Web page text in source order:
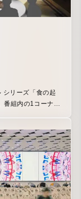
シリーズ「食の起
番組内の1コーナー
イムマシン」を担
shoku/ 放送さ
覧いただけます。
series/01/ ◆第
series/02/ ◆第3集
03/ ◆第4集